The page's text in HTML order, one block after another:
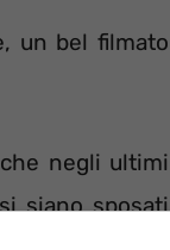
un bel filmato
negli ultimi
siano sposati